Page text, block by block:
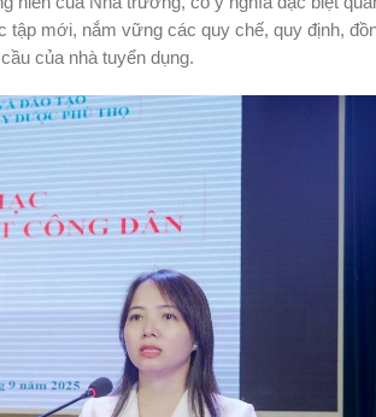
tập mới, nắm vững các quy chế, quy định,
của nhà tuyển dụng.